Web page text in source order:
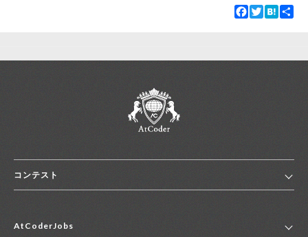
Facebook
TwitterHatena
コンテスト
コンテスト一覧
AtCoderJobs